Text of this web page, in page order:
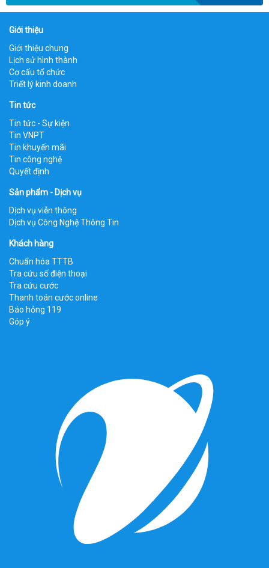
Giới thiệu
Giới thiệu chung
Lịch sử hình thành
Cơ cấu tổ chức
Triết lý kinh doanh
Tin tức
Tin tức - Sự kiện
Tin VNPT
Tin khuyến mãi
Tin công nghệ
Quyết định
Sản phẩm - Dịch vụ
Dịch vụ viễn thông
Dịch vụ Công Nghệ Thông Tin
Khách hàng
Chuẩn hóa TTTB
Tra cứu số điện thoại
Tra cứu cước
Thanh toán cước online
Báo hỏng 119
Góp ý